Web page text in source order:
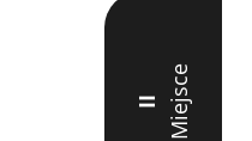
II Miejsce